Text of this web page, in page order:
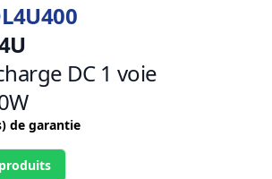
DC 1 voie
de garantie